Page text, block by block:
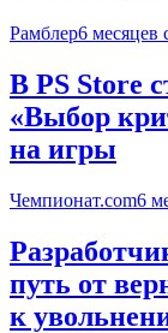
Рамблер6 месяцев
В PS Store
«Выбор
на игры
Чемпионат.com6
путь от
к